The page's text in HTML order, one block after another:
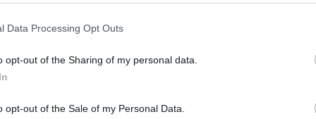
Data Processing Opt Outs
opt-out of the Sharing of my personal data.
opt-out of the Sale of my Personal Data.
vidaus produkto praradimus.